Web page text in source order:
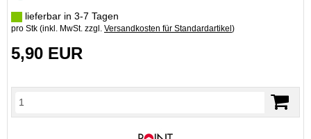
lieferbar in 3-7 Tagen
pro Stk (inkl. MwSt. zzgl. Versandkosten für Standardartikel )
5,90 EUR